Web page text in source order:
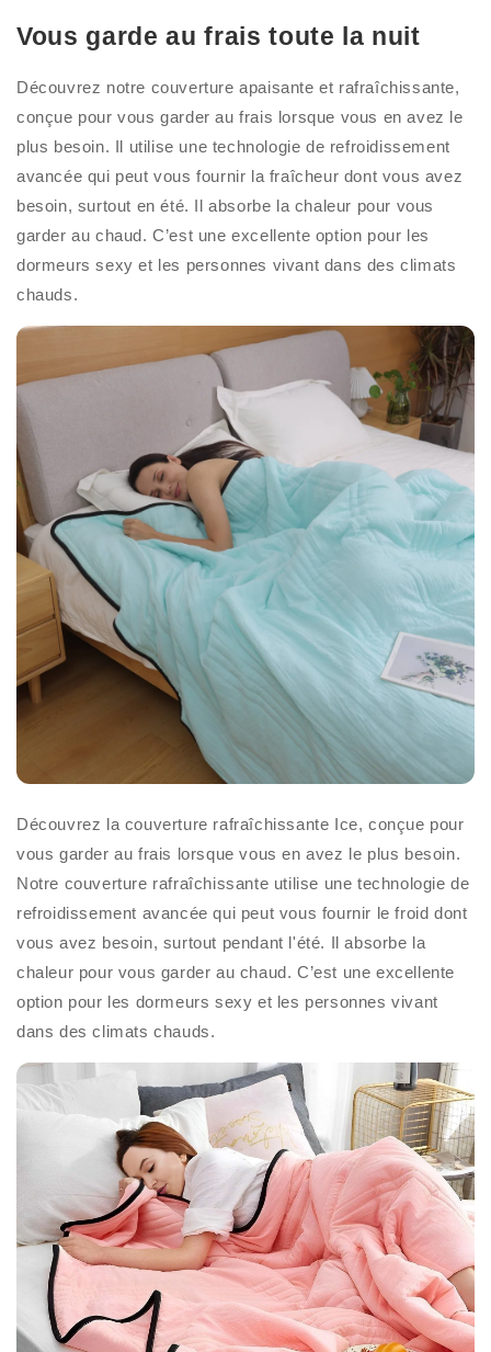
Vous garde au frais toute la nuit
Découvrez notre couverture apaisante et rafraîchissante,
conçue pour vous garder au frais lorsque vous en avez le
plus besoin. Il utilise une technologie de refroidissement
avancée qui peut vous fournir la fraîcheur dont vous avez
besoin, surtout en été. Il absorbe la chaleur pour vous
garder au chaud. C’est une excellente option pour les
dormeurs sexy et les personnes vivant dans des climats
chauds.
Découvrez la couverture rafraîchissante Ice, conçue pour
vous garder au frais lorsque vous en avez le plus besoin.
Notre couverture rafraîchissante utilise une technologie de
refroidissement avancée qui peut vous fournir le froid dont
vous avez besoin, surtout pendant l'été. Il absorbe la
chaleur pour vous garder au chaud. C’est une excellente
option pour les dormeurs sexy et les personnes vivant
dans des climats chauds.